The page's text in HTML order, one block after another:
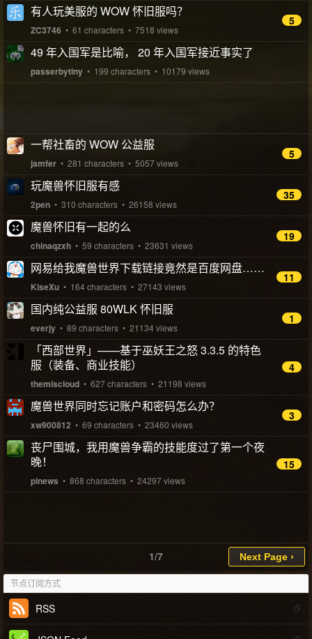
有人玩美服的 WOW 怀旧服吗？
ZC3746 • 61 characters • 7518 views
5
49 年入国军是比喻， 20 年入国军接近事实了
passerbytiny • 199 characters • 10179 views
一帮社畜的 WOW 公益服
jamfer • 281 characters • 5057 views
5
玩魔兽怀旧服有感
2pen • 310 characters • 26158 views
35
魔兽怀旧有一起的么
chinaqzxh • 59 characters • 23631 views
19
网易给我魔兽世界下载链接竟然是百度网盘……
KiseXu • 164 characters • 27143 views
11
国内纯公益服 80WLK 怀旧服
everjy • 89 characters • 21134 views
1
「西部世界」——基于巫妖王之怒 3.3.5 的特色
服（装备、商业技能）
themiscloud • 627 characters • 21198 views
4
魔兽世界同时忘记账户和密码怎么办？
xw900812 • 69 characters • 23460 views
3
丧尸围城，我用魔兽争霸的技能度过了第一个夜
晚！
pinews • 868 characters • 24297 views
15
1/7
节点订阅方式
RSS